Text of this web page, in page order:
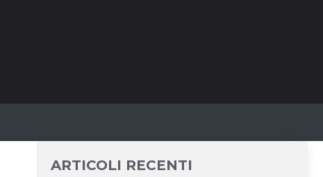
ARTICOLI RECENTI